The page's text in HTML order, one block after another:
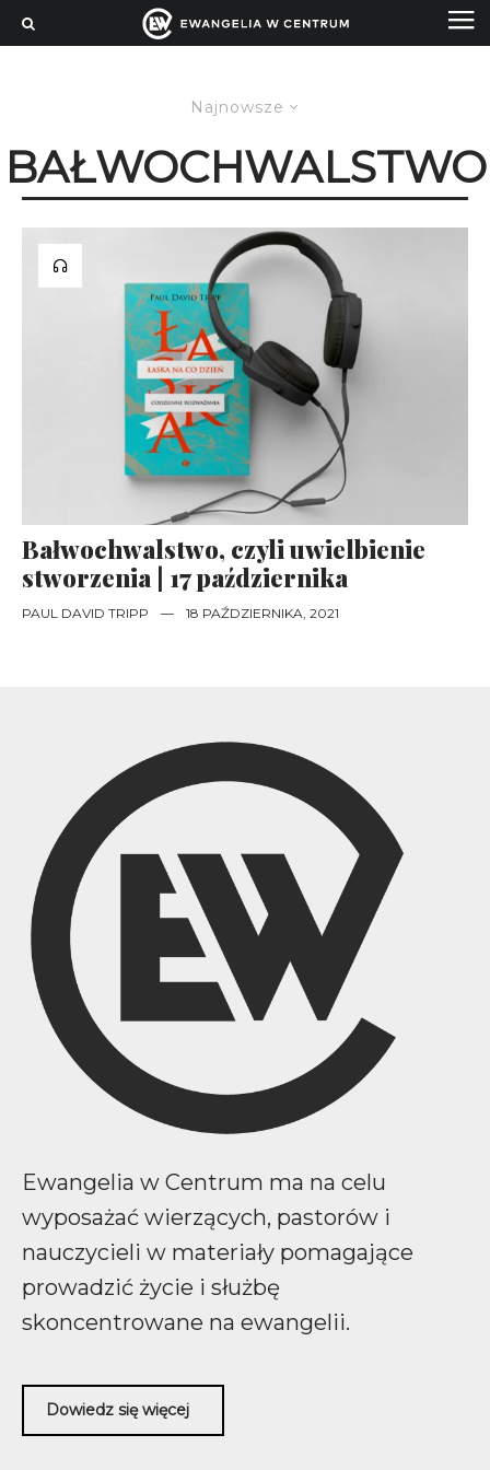
Najnowsze
BAŁWOCHWALSTWO
Bałwochwalstwo, czyli uwielbienie
stworzenia | 17 października
PAUL DAVID TRIPP — 18 PAŹDZIERNIKA, 2021
Ewangelia w Centrum ma na celu
wyposażać wierzących, pastorów i
nauczycieli w materiały pomagające
prowadzić życie i służbę
skoncentrowane na ewangelii.
Dowiedz się więcej